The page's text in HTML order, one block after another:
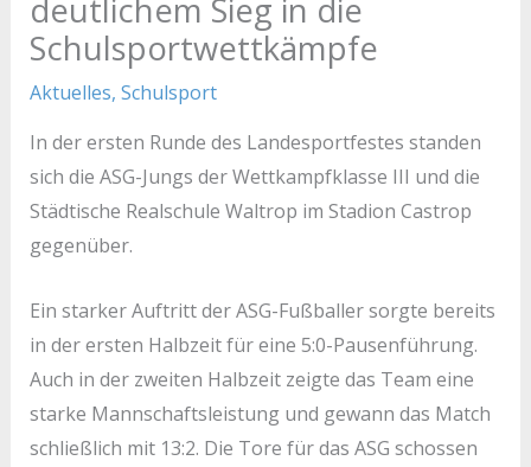
deutlichem Sieg in die
Schulsportwettkämpfe
Aktuelles, Schulsport
In der ersten Runde des Landesportfestes standen
sich die ASG-Jungs der Wettkampfklasse III und die
Städtische Realschule Waltrop im Stadion Castrop
gegenüber.
Ein starker Auftritt der ASG-Fußballer sorgte bereits
in der ersten Halbzeit für eine 5:0-Pausenführung.
Auch in der zweiten Halbzeit zeigte das Team eine
starke Mannschaftsleistung und gewann das Match
schließlich mit 13:2. Die Tore für das ASG schossen